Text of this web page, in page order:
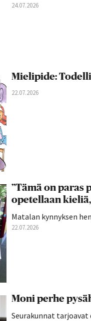
24.07.2026
Mielipide:
22.07.2026
”Tämä on paras
opetellaan
Matalan kynnyksen
22.07.2026
Moni perhe
Seurakunnat